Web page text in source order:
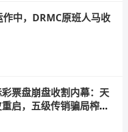
中，DRMC原班人马收
票盘崩盘收割内幕：天
启，五级传销骗局榨干